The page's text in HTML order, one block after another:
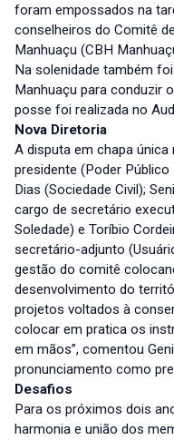
foram empossados na
conselheiros do Comitê
Manhuaçu (CBH
Na solenidade também
Manhuaçu para conduzir
posse foi realizada no
Nova Diretoria
A disputa em chapa única
presidente (Poder
Dias (Sociedade Civil);
cargo de secretário
Soledade) e Toríbio
secretário-adjunto
gestão do comitê
desenvolvimento do
projetos voltados à
colocar em pratica os
em mãos”, comentou
pronunciamento como
Desafios
Para os próximos dois
harmonia e união dos